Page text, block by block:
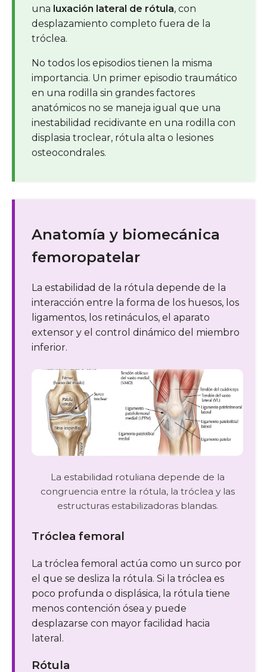
una luxación lateral de rótula, con
desplazamiento completo fuera de la
tróclea.
No todos los episodios tienen la misma
importancia. Un primer episodio traumático
en una rodilla sin grandes factores
anatómicos no se maneja igual que una
inestabilidad recidivante en una rodilla con
displasia troclear, rótula alta o lesiones
osteocondrales.
Anatomía y biomecánica
femoropatelar
La estabilidad de la rótula depende de la
interacción entre la forma de los huesos, los
ligamentos, los retináculos, el aparato
extensor y el control dinámico del miembro
inferior.
La estabilidad rotuliana depende de la
congruencia entre la rótula, la tróclea y las
estructuras estabilizadoras blandas.
Tróclea femoral
La tróclea femoral actúa como un surco por
el que se desliza la rótula. Si la tróclea es
poco profunda o displásica, la rótula tiene
menos contención ósea y puede
desplazarse con mayor facilidad hacia
lateral.
Rótula